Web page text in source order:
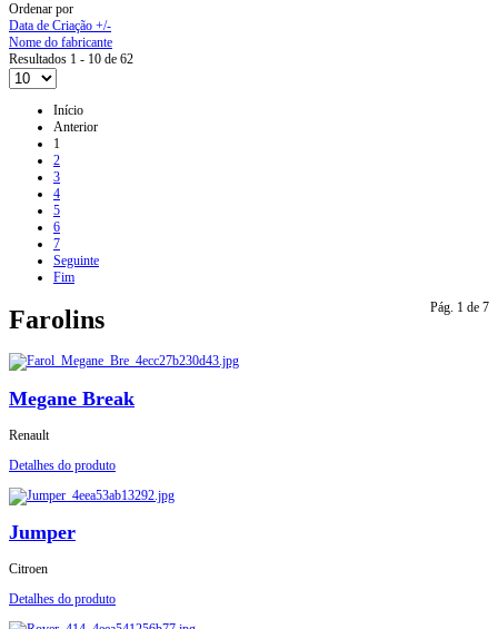
Ordenar por
Data de Criação +/-
Nome do fabricante
Resultados 1 - 10 de 62
Início
Anterior
1
2
3
4
5
6
7
Seguinte
Fim
Pág. 1 de 7
Farolins
Megane Break
Renault
Detalhes do produto
Jumper
Citroen
Detalhes do produto